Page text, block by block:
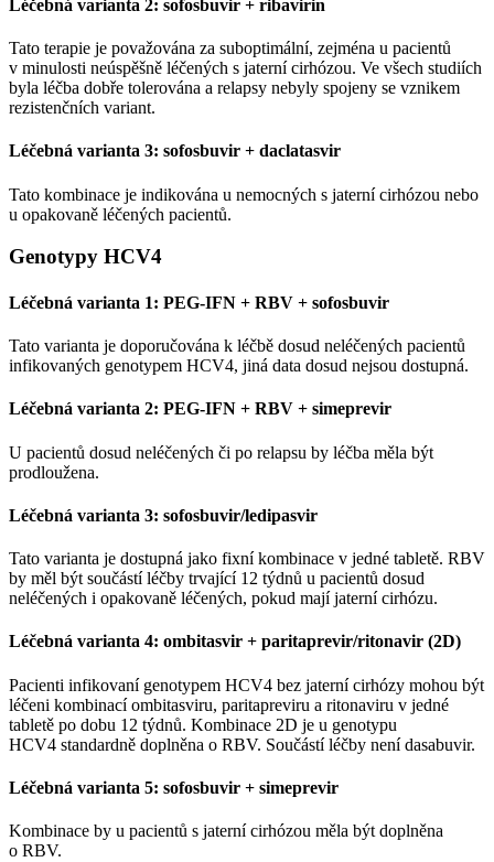
Léčebná varianta 2: sofosbuvir + ribavirin
Tato terapie je považována za suboptimální, zejména u pacientů
v minulosti neúspěšně léčených s jaterní cirhózou. Ve všech studiích
byla léčba dobře tolerována a relapsy nebyly spojeny se vznikem
rezistenčních variant.
Léčebná varianta 3: sofosbuvir + daclatasvir
Tato kombinace je indikována u nemocných s jaterní cirhózou nebo
u opakovaně léčených pacientů.
Genotypy HCV4
Léčebná varianta 1: PEG-IFN + RBV + sofosbuvir
Tato varianta je doporučována k léčbě dosud neléčených pacientů
infikovaných genotypem HCV4, jiná data dosud nejsou dostupná.
Léčebná varianta 2: PEG-IFN + RBV + simeprevir
U pacientů dosud neléčených či po relapsu by léčba měla být
prodloužena.
Léčebná varianta 3: sofosbuvir/ledipasvir
Tato varianta je dostupná jako fixní kombinace v jedné tabletě. RBV
by měl být součástí léčby trvající 12 týdnů u pacientů dosud
neléčených i opakovaně léčených, pokud mají jaterní cirhózu.
Léčebná varianta 4: ombitasvir + paritaprevir/ritonavir (2D)
Pacienti infikovaní genotypem HCV4 bez jaterní cirhózy mohou být
léčeni kombinací ombitasviru, paritapreviru a ritonaviru v jedné
tabletě po dobu 12 týdnů. Kombinace 2D je u genotypu
HCV4 standardně doplněna o RBV. Součástí léčby není dasabuvir.
Léčebná varianta 5: sofosbuvir + simeprevir
Kombinace by u pacientů s jaterní cirhózou měla být doplněna
o RBV.